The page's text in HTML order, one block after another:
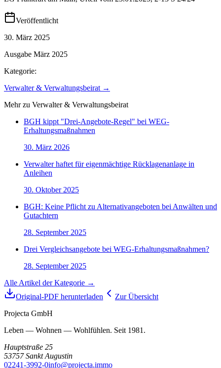
Veröffentlicht
30. März 2025
Ausgabe März 2025
Kategorie:
Verwalter & Verwaltungsbeirat →
Mehr zu Verwalter & Verwaltungsbeirat
BGH kippt "Drei-Angebote-Regel" bei WEG-
Erhaltungsmaßnahmen
30. März 2026
Verwalter haftet für eigenmächtige Rücklagenanlage in
Anleihen
30. Oktober 2025
BGH: Keine Pflicht zu Alternativangeboten bei Anwälten und
Gutachtern
28. September 2025
Drei Vergleichsangebote bei WEG-Erhaltungsmaßnahmen?
28. September 2025
Alle Artikel der Kategorie →
Original-PDF herunterladen
Zur Übersicht
Projecta GmbH
Leben — Wohnen — Wohlfühlen. Seit 1981.
Hauptstraße 25
53757 Sankt Augustin
02241-3992-0info@projecta.immo